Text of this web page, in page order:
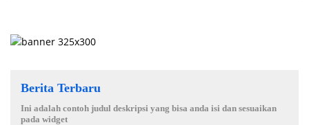
Berita Terbaru
Ini adalah contoh judul deskripsi yang bisa anda isi dan sesuaikan
pada widget